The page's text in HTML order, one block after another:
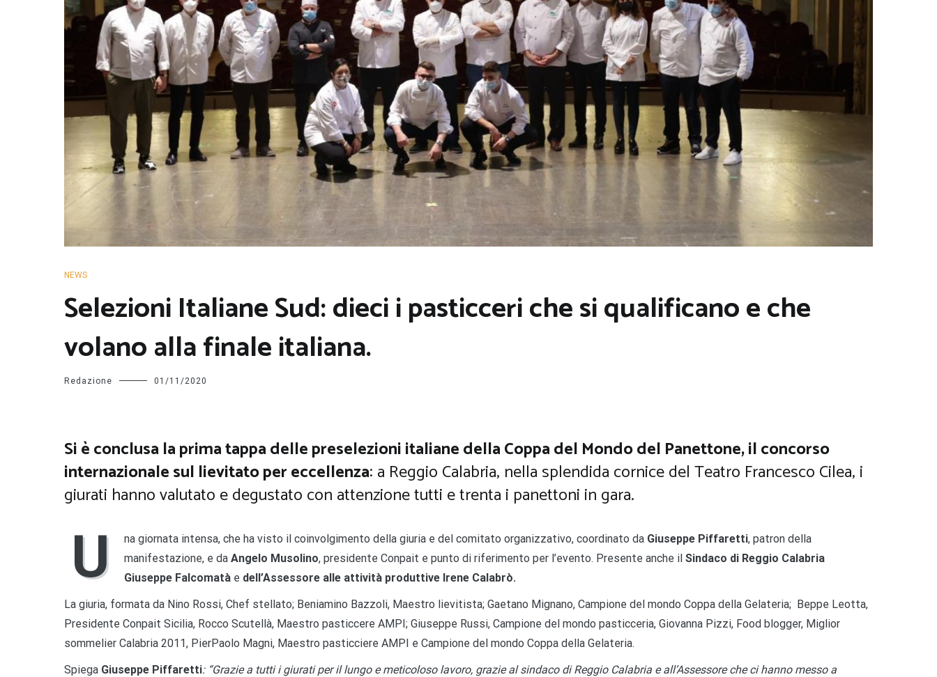
NEWS
Selezioni Italiane Sud: dieci i pasticceri che si qualificano e che
volano alla finale italiana.
Redazione 01/11/2020
Si è conclusa la prima tappa delle preselezioni italiane della Coppa del Mondo del Panettone, il concorso
internazionale sul lievitato per eccellenza: a Reggio Calabria, nella splendida cornice del Teatro Francesco Cilea, i
giurati hanno valutato e degustato con attenzione tutti e trenta i panettoni in gara.
U na giornata intensa, che ha visto il coinvolgimento della giuria e del comitato organizzativo, coordinato da Giuseppe Piffaretti, patron della
manifestazione, e da Angelo Musolino, presidente Conpait e punto di riferimento per l’evento. Presente anche il Sindaco di Reggio Calabria
Giuseppe Falcomatà e dell’Assessore alle attività produttive Irene Calabrò.
La giuria, formata da Nino Rossi, Chef stellato; Beniamino Bazzoli, Maestro lievitista; Gaetano Mignano, Campione del mondo Coppa della Gelateria; Beppe Leotta,
Presidente Conpait Sicilia, Rocco Scutellà, Maestro pasticcere AMPI; Giuseppe Russi, Campione del mondo pasticceria, Giovanna Pizzi, Food blogger, Miglior
sommelier Calabria 2011, PierPaolo Magni, Maestro pasticciere AMPI e Campione del mondo Coppa della Gelateria.
Spiega Giuseppe Piffaretti: “Grazie a tutti i giurati per il lungo e meticoloso lavoro, grazie al sindaco di Reggio Calabria e all’Assessore che ci hanno messo a